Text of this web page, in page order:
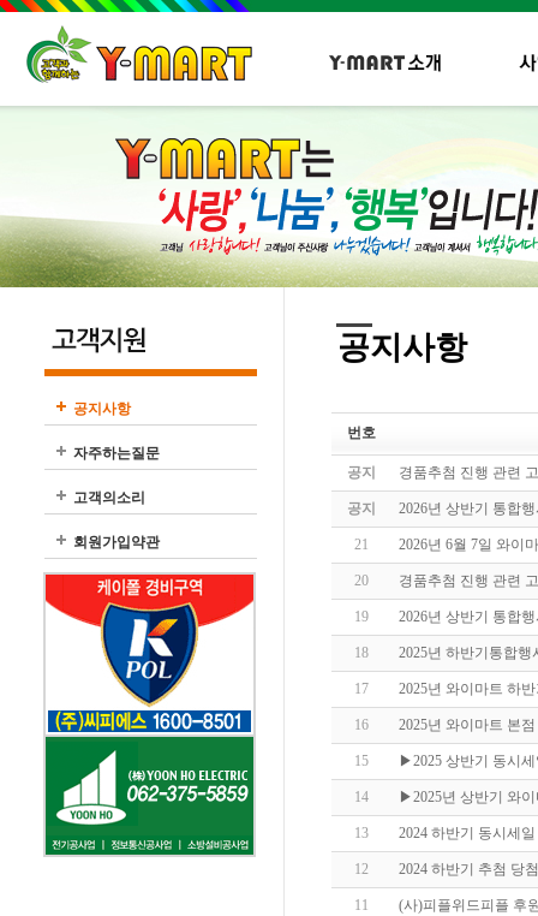
공지사항
자주하는질문
고객의소리
회원가입약관
공지사항
번호
공지 경품추첨 진행 관련
공지 2026년 상반기 통합
21 2026년 6월 7일 와이
20 경품추첨 진행 관련
19 2026년 상반기 통합
18 2025년 하반기통합
17 2025년 와이마트 하
16 2025년 와이마트 본
15 ▶2025 상반기 동시
14 ▶2025년 상반기 와
13 2024 하반기 동시세
12 2024 하반기 추첨 당
11 (사)피플위드피플 후